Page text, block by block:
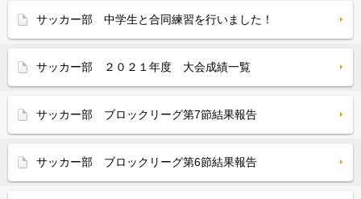
サッカー部 中学生と合同練習を行いました！
サッカー部 ２０２１年度 大会成績一覧
サッカー部 ブロックリーグ第7節結果報告
サッカー部 ブロックリーグ第6節結果報告